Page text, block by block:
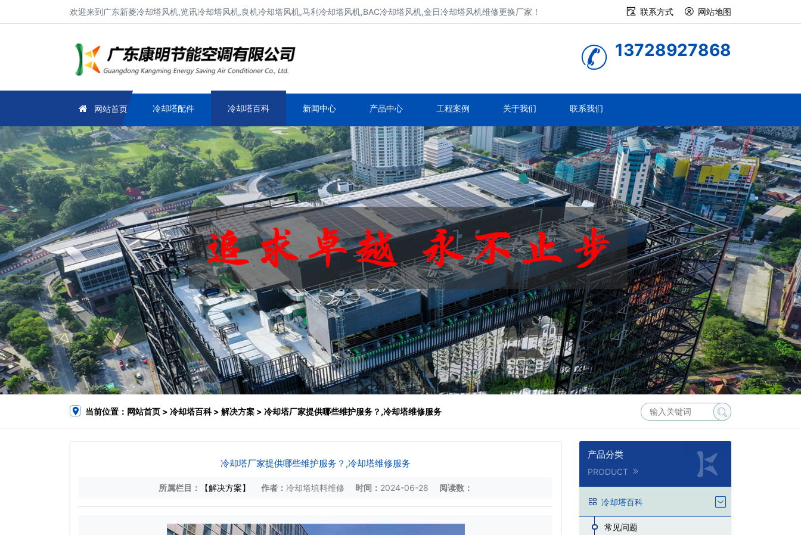
欢迎来到广东新菱冷却塔风机,览讯冷却塔风机,良机冷却塔风机,马利冷却塔风机,BAC冷却塔风机,金日冷却塔风机维修更换厂家！ 联系方式 网站地图
13728927868
网站首页 冷却塔配件 冷却塔百科 新闻中心 产品中心 工程案例 关于我们 联系我们
当前位置： 网站首页 > 冷却塔百科> 解决方案 > 冷却塔厂家提供哪些维护服务？,冷却塔维修服务
冷却塔厂家提供哪些维护服务？,冷却塔维修服务
所属栏目： 【解决方案】 作者： 冷却塔填料维修 时间： 2024-06-28 阅读数：
产品分类
PRODUCT
冷却塔百科
常见问题